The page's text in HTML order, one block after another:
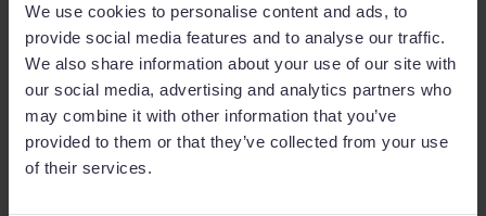
We use cookies to personalise content and ads, to
provide social media features and to analyse our traffic.
We also share information about your use of our site with
our social media, advertising and analytics partners who
may combine it with other information that you’ve
provided to them or that they’ve collected from your use
of their services.
confianza suficiente como para encarar todo lo que
venga. Nos hacemos más fuertes, y estamos más
preparados para la siguiente ocasión. Saber decir ‘no’
cuando hace falta, hará que no solo los demás nos
escuchen y nos respeten, sino que nos respetaremos
también nosotros mismos. Y esa es la herramienta